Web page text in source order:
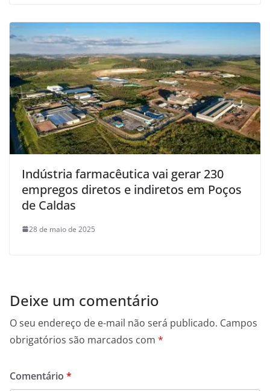
Indústria farmacêutica vai gerar 230
empregos diretos e indiretos em Poços
de Caldas
28 de maio de 2025
Deixe um comentário
O seu endereço de e-mail não será publicado. Campos
obrigatórios são marcados com *
Comentário *